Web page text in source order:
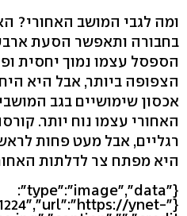
ומה לגבי המושב האחורי?
בחבורה ותאפשר הסעת
הספסל עצמו נמוך יחסית
הצפופה ביותר, אבל היא
אכסון שימושיים בגב
האחורי עצמו נוח יותר.
רגליים, אבל מעט פחות
היא מפתח צר לדלתות
{"type":"image","data":
ynet-